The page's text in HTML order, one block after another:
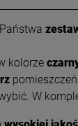
kolorze
W